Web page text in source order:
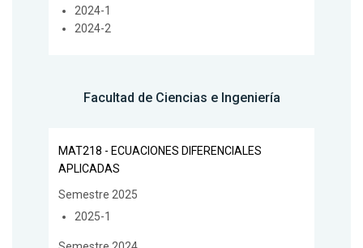
2024-1
2024-2
Facultad de Ciencias e Ingeniería
MAT218 - ECUACIONES DIFERENCIALES
APLICADAS
Semestre 2025
2025-1